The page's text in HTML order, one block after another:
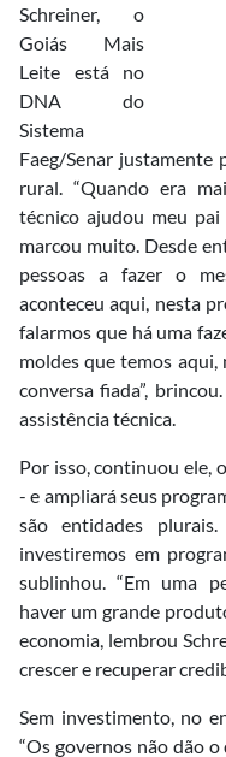
Schreiner, o
Goiás Mais
Leite está no
DNA do
Sistema
Faeg/Senar
rural. “Quando era
técnico ajudou meu
marcou muito. Desde
pessoas a fazer o
aconteceu aqui, nesta
falarmos que há uma
moldes que temos
conversa fiada”,
assistência técnica.
Por isso, continuou ele,
- e ampliará seus
são entidades
investiremos em
sublinhou. “Em uma
haver um grande
economia, lembrou
crescer e recuperar
Sem investimento, no
“Os governos não dão